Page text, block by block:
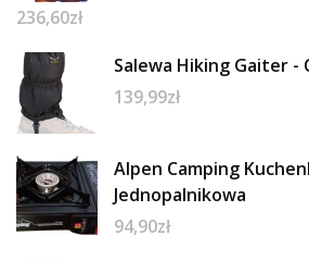
236,60zł
Salewa Hiking Gaiter -
139,99zł
Alpen Camping
Jednopalnikowa
94,90zł